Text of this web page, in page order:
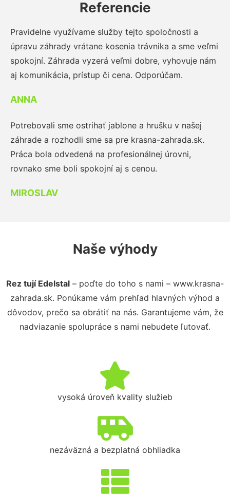
Referencie
Pravidelne využívame služby tejto spoločnosti a
úpravu záhrady vrátane kosenia trávnika a sme veľmi
spokojní. Záhrada vyzerá veľmi dobre, vyhovuje nám
aj komunikácia, prístup či cena. Odporúčam.
ANNA
Potrebovali sme ostrihať jablone a hrušku v našej
záhrade a rozhodli sme sa pre krasna-zahrada.sk.
Práca bola odvedená na profesionálnej úrovni,
rovnako sme boli spokojní aj s cenou.
MIROSLAV
Naše výhody
Rez tují Edelstal – poďte do toho s nami – www.krasna-
zahrada.sk. Ponúkame vám prehľad hlavných výhod a
dôvodov, prečo sa obrátiť na nás. Garantujeme vám, že
nadviazanie spolupráce s nami nebudete ľutovať.
vysoká úroveň kvality služieb
nezáväzná a bezplatná obhliadka